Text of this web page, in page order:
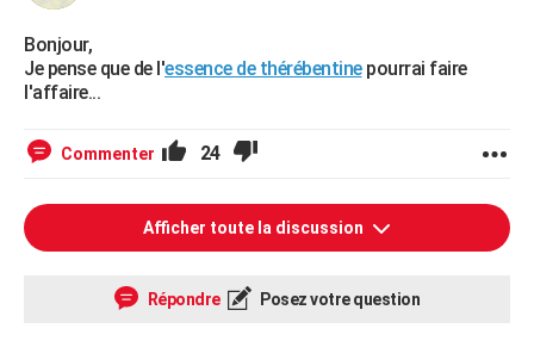
Bonjour,
Je pense que de l'essence de thérébentinepourrai faire
l'affaire...
Commenter 24
Afficher toute la discussion
Répondre Posez votre question